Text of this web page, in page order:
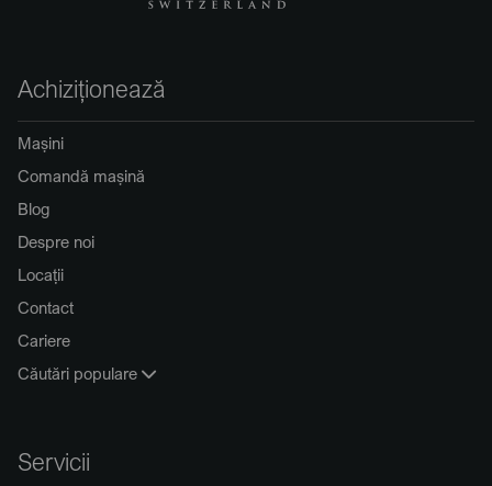
Achiziționează
Mașini
Comandă mașină
Blog
Despre noi
Locații
Contact
Cariere
Căutări populare
Servicii